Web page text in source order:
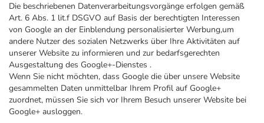
Die beschriebenen Datenverarbeitungsvorgänge erfolgen gemäß
Art. 6 Abs. 1 lit.f DSGVO auf Basis der berechtigten Interessen
von Google an der Einblendung personalisierter Werbung,um
andere Nutzer des sozialen Netzwerks über Ihre Aktivitäten auf
unserer Website zu informieren und zur bedarfsgerechten
Ausgestaltung des Google+-Dienstes .
Wenn Sie nicht möchten, dass Google die über unsere Website
gesammelten Daten unmittelbar Ihrem Profil auf Google+
zuordnet, müssen Sie sich vor Ihrem Besuch unserer Website bei
Google+ ausloggen.